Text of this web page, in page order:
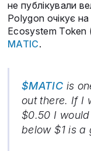
не публікували
Polygon очікує
Ecosystem Token
MATIC.
$MATIC is
out there. If I
$0.50 I
below $1 is a